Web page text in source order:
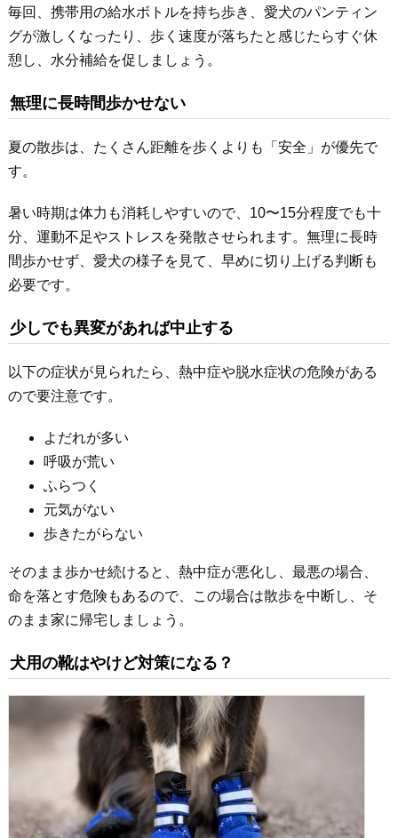
毎回、携帯用の給水ボトルを持ち歩き、愛犬のパンティン
グが激しくなったり、歩く速度が落ちたと感じたらすぐ休
憩し、水分補給を促しましょう。
無理に長時間歩かせない
夏の散歩は、たくさん距離を歩くよりも「安全」が優先で
す。
暑い時期は体力も消耗しやすいので、10〜15分程度でも十
分、運動不足やストレスを発散させられます。無理に長時
間歩かせず、愛犬の様子を見て、早めに切り上げる判断も
必要です。
少しでも異変があれば中止する
以下の症状が見られたら、熱中症や脱水症状の危険がある
ので要注意です。
よだれが多い
呼吸が荒い
ふらつく
元気がない
歩きたがらない
そのまま歩かせ続けると、熱中症が悪化し、最悪の場合、
命を落とす危険もあるので、この場合は散歩を中断し、そ
のまま家に帰宅しましょう。
犬用の靴はやけど対策になる？